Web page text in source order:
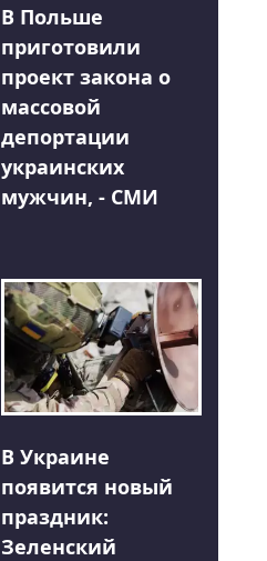
В Польше
приготовили
проект закона о
массовой
депортации
украинских
мужчин, - СМИ
В Украине
появится новый
праздник:
Зеленский